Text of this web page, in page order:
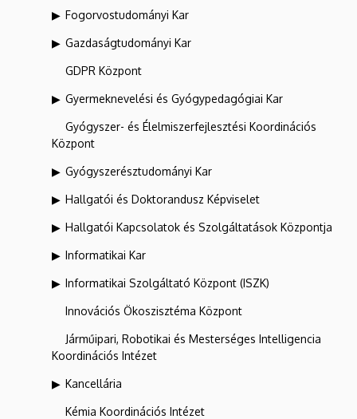
Fogorvostudományi Kar
Gazdaságtudományi Kar
GDPR Központ
Gyermeknevelési és Gyógypedagógiai Kar
Gyógyszer- és Élelmiszerfejlesztési Koordinációs
Központ
Gyógyszerésztudományi Kar
Hallgatói és Doktorandusz Képviselet
Hallgatói Kapcsolatok és Szolgáltatások Központja
Informatikai Kar
Informatikai Szolgáltató Központ (ISZK)
Innovációs Ökoszisztéma Központ
Járműipari, Robotikai és Mesterséges Intelligencia
Koordinációs Intézet
Kancellária
Kémia Koordinációs Intézet